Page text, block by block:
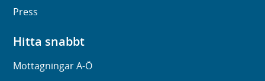
Press
Hitta snabbt
Mottagningar A-Ö